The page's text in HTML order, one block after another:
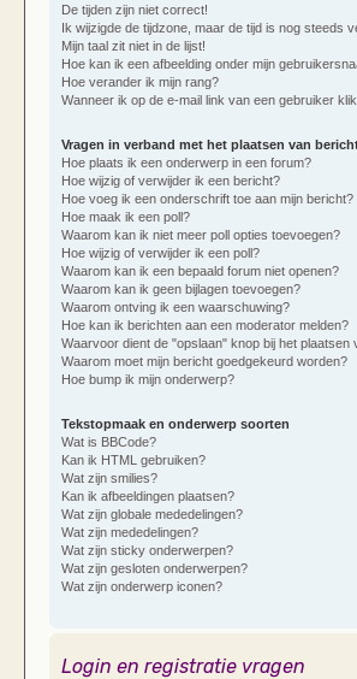
De tijden zijn niet correct!
Ik wijzigde de tijdzone, maar de tijd is nog steeds
Mijn taal zit niet in de lijst!
Hoe kan ik een afbeelding onder mijn
Hoe verander ik mijn rang?
Wanneer ik op de e-mail link van een gebruiker
Vragen in verband met het plaatsen van
Hoe plaats ik een onderwerp in een forum?
Hoe wijzig of verwijder ik een bericht?
Hoe voeg ik een onderschrift toe aan mijn bericht?
Hoe maak ik een poll?
Waarom kan ik niet meer poll opties toevoegen?
Hoe wijzig of verwijder ik een poll?
Waarom kan ik een bepaald forum niet openen?
Waarom kan ik geen bijlagen toevoegen?
Waarom ontving ik een waarschuwing?
Hoe kan ik berichten aan een moderator melden?
Waarvoor dient de "opslaan" knop bij het plaatsen
Waarom moet mijn bericht goedgekeurd worden?
Hoe bump ik mijn onderwerp?
Tekstopmaak en onderwerp soorten
Wat is BBCode?
Kan ik HTML gebruiken?
Wat zijn smilies?
Kan ik afbeeldingen plaatsen?
Wat zijn globale mededelingen?
Wat zijn mededelingen?
Wat zijn sticky onderwerpen?
Wat zijn gesloten onderwerpen?
Wat zijn onderwerp iconen?
Login en registratie vragen